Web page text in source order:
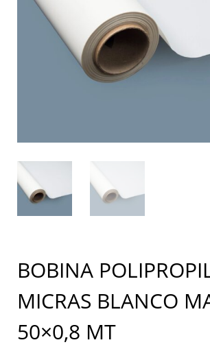
BOBINA
MICRAS BLANCO
50×0,8 MT